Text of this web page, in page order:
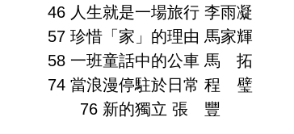
46 人生就是一場旅行 李雨凝
57 珍惜「家」的理由 馬家輝
58 一班童話中的公車 馬 拓
74 當浪漫停駐於日常 程 璧
76 新的獨立 張 豐